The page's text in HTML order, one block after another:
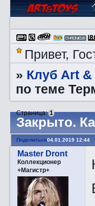
Привет,
» Клуб Art &
по теме
Закрытo.
Страница:1
Поделиться04.01.2019 12:44
Master Dront
Коллекционер
+Магистр+